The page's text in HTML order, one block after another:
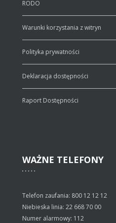
RODO
Warunki korzystania z witryn
Polityka prywatności
Deklaracja dostępności
Raport Dostępności
WAŻNE TELEFONY
Telefon zaufania: 800 12 12 12
Niebieska linia: 22 668 70 00
Numer alarmowy: 112